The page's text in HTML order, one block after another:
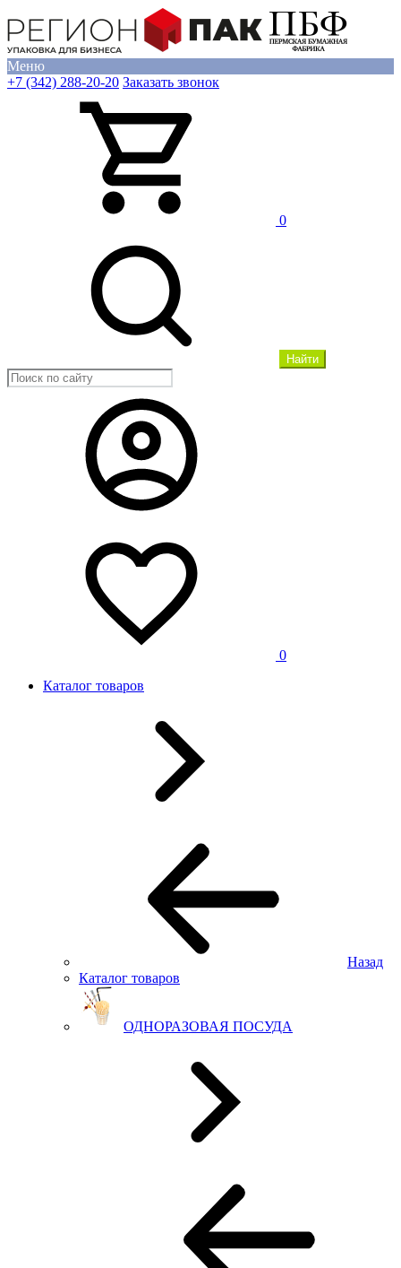
Меню
+7 (342) 288-20-20 Заказать звонок
0
Найти
0
Каталог товаров
Назад
Каталог товаров
ОДНОРАЗОВАЯ ПОСУДА